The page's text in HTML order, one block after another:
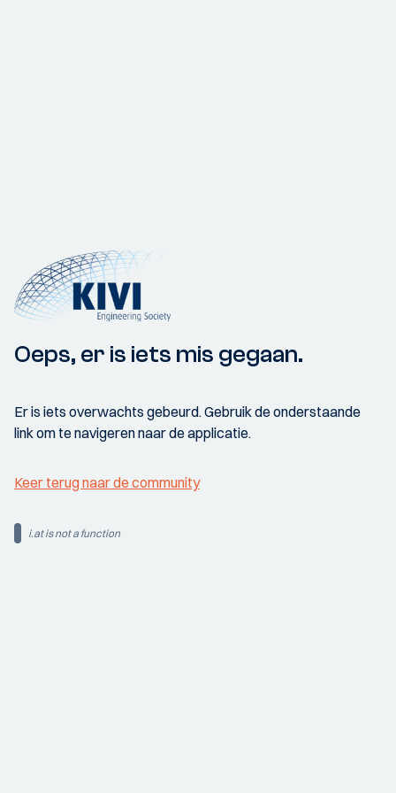
Oeps, er is iets mis gegaan.
Er is iets overwachts gebeurd. Gebruik de onderstaande
link om te navigeren naar de applicatie.
Keer terug naar de community
i.at is not a function